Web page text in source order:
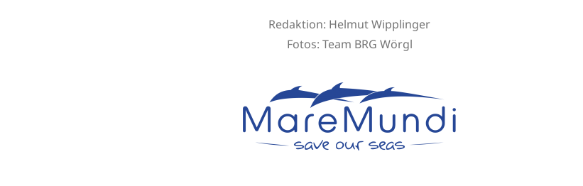
Redaktion: Helmut Wipplinger
Fotos: Team BRG Wörgl